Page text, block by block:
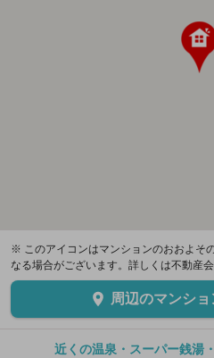
※ このアイコンはマンションのおおよそ
なる場合がございます。詳しくは不動産
周辺のマンシ
近くの温泉・スーパー銭湯